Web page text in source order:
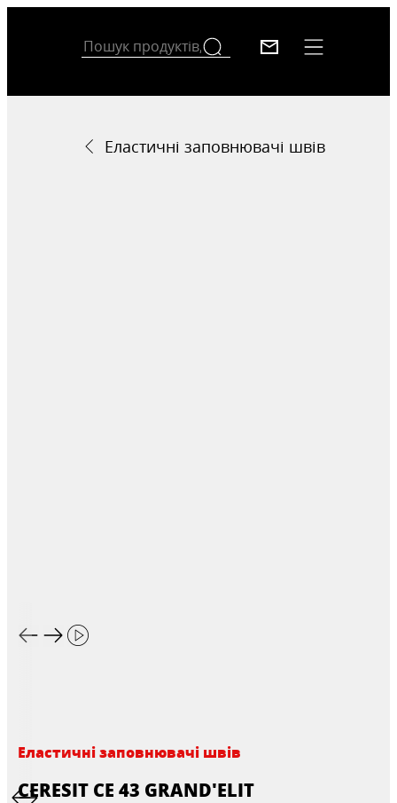
Еластичні заповнювачі швів
Еластичні заповнювачі швів
CERESIT CE 43 GRAND'ELIT